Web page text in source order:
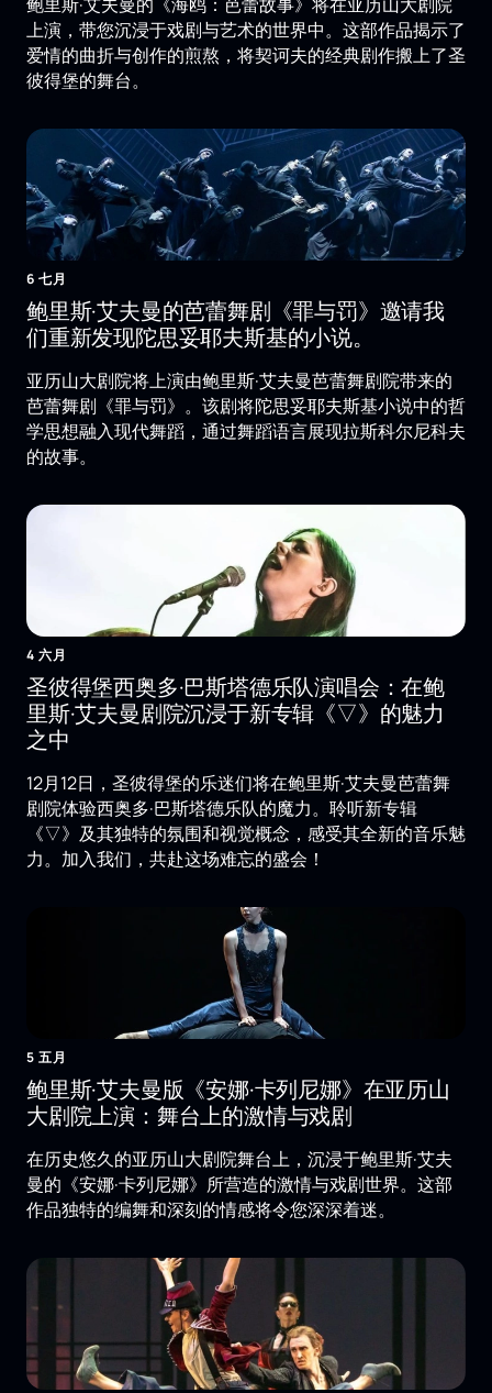
鲍里斯·艾夫曼的《海鸥：芭蕾故事》将在亚历山大剧院
上演，带您沉浸于戏剧与艺术的世界中。这部作品揭示了
爱情的曲折与创作的煎熬，将契诃夫的经典剧作搬上了圣
彼得堡的舞台。
6 七月
鲍里斯·艾夫曼的芭蕾舞剧《罪与罚》邀请我
们重新发现陀思妥耶夫斯基的小说。
亚历山大剧院将上演由鲍里斯·艾夫曼芭蕾舞剧院带来的
芭蕾舞剧《罪与罚》。该剧将陀思妥耶夫斯基小说中的哲
学思想融入现代舞蹈，通过舞蹈语言展现拉斯科尔尼科夫
的故事。
4 六月
圣彼得堡西奥多·巴斯塔德乐队演唱会：在鲍
里斯·艾夫曼剧院沉浸于新专辑《▽》的魅力
之中
12月12日，圣彼得堡的乐迷们将在鲍里斯·艾夫曼芭蕾舞
剧院体验西奥多·巴斯塔德乐队的魔力。聆听新专辑
《▽》及其独特的氛围和视觉概念，感受其全新的音乐魅
力。加入我们，共赴这场难忘的盛会！
5 五月
鲍里斯·艾夫曼版《安娜·卡列尼娜》在亚历山
大剧院上演：舞台上的激情与戏剧
在历史悠久的亚历山大剧院舞台上，沉浸于鲍里斯·艾夫
曼的《安娜·卡列尼娜》所营造的激情与戏剧世界。这部
作品独特的编舞和深刻的情感将令您深深着迷。